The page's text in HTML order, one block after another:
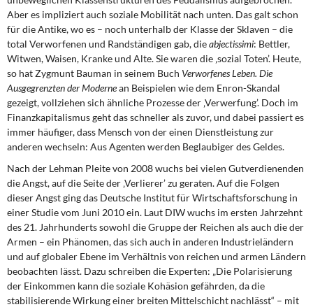
Aber es impliziert auch soziale Mobilität nach unten. Das galt schon
für die Antike, wo es – noch unterhalb der Klasse der Sklaven – die
total Verworfenen und Randständigen gab, dieabjectissimi: Bettler,
Witwen, Waisen, Kranke und Alte. Sie waren die ‚sozial Toten’. Heute,
so hat Zygmunt Bauman in seinem Buch Verworfenes Leben. Die
Ausgegrenzten der Modernean Beispielen wie dem Enron-Skandal
gezeigt, vollziehen sich ähnliche Prozesse der ‚Verwerfung’. Doch im
Finanzkapitalismus geht das schneller als zuvor, und dabei passiert es
immer häufiger, dass Mensch von der einen Dienstleistung zur
anderen wechseln: Aus Agenten werden Beglaubiger des Geldes.
Nach der Lehman Pleite von 2008 wuchs bei vielen Gutverdienenden
die Angst, auf die Seite der ‚Verlierer’ zu geraten. Auf die Folgen
dieser Angst ging das Deutsche Institut für Wirtschaftsforschung in
einer Studie vom Juni 2010 ein. Laut DIW wuchs im ersten Jahrzehnt
des 21. Jahrhunderts sowohl die Gruppe der Reichen als auch die der
Armen – ein Phänomen, das sich auch in anderen Industrieländern
und auf globaler Ebene im Verhältnis von reichen und armen Ländern
beobachten lässt. Dazu schreiben die Experten: „Die Polarisierung
der Einkommen kann die soziale Kohäsion gefährden, da die
stabilisierende Wirkung einer breiten Mittelschicht nachlässt“ – mit